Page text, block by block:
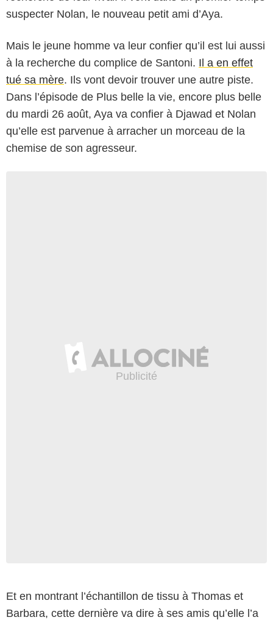
suspecter Nolan, le nouveau petit ami d’Aya.
Mais le jeune homme va leur confier qu’il est lui aussi
à la recherche du complice de Santoni. Il a en effet
tué sa mère. Ils vont devoir trouver une autre piste.
Dans l’épisode de Plus belle la vie, encore plus belle
du mardi 26 août, Aya va confier à Djawad et Nolan
qu’elle est parvenue à arracher un morceau de la
chemise de son agresseur.
Et en montrant l’échantillon de tissu à Thomas et
Barbara, cette dernière va dire à ses amis qu’elle l’a